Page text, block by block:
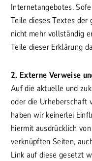
Internetangebotes.
Teile dieses Textes
nicht mehr vollständig
Teile dieser Erklärung
2. Externe Verweise
Auf die aktuelle und
oder die Urheberschaft
haben wir keinerlei
hiermit ausdrücklich
verknüpften Seiten,
Link auf diese gesetzt